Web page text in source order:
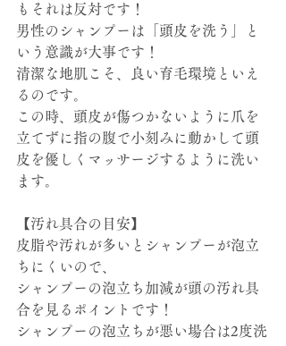
もそれは反対です！
男性のシャンプーは「頭皮を洗う」と
いう意識が大事です！
清潔な地肌こそ、良い育毛環境といえ
るのです。
この時、頭皮が傷つかないように爪を
立てずに指の腹で小刻みに動かして頭
皮を優しくマッサージするように洗い
ます。
【汚れ具合の目安】
皮脂や汚れが多いとシャンプーが泡立
ちにくいので、
シャンプーの泡立ち加減が頭の汚れ具
合を見るポイントです！
シャンプーの泡立ちが悪い場合は2度洗